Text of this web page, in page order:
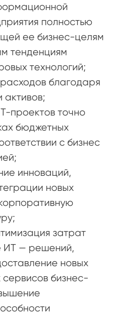
полностью
ее бизнес-целям
тенденциям
технологий;
благодаря
активов;
проектов точно
бюджетных
с бизнес
инноваций,
новых
затрат
ИТ — решений,
новых
сервисов бизнес-